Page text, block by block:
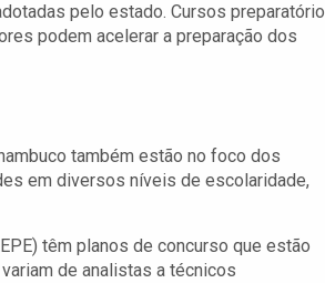
pelo estado. Cursos
podem acelerar a preparação dos
também estão no foco dos
em diversos níveis de escolaridade,
têm planos de concurso que estão
de analistas a técnicos